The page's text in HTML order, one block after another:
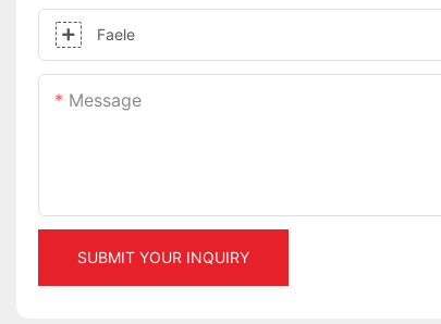
Faele
Message
SUBMIT YOUR INQUIRY